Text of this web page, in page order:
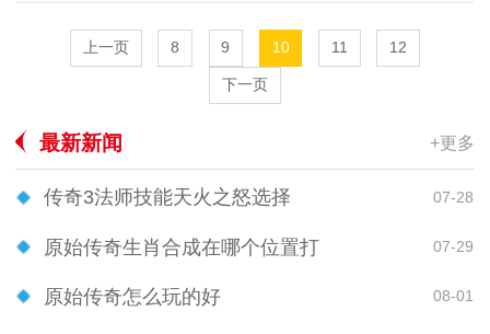
上一页 8 9 10 11 12
下一页
最新新闻 +更多
传奇3法师技能天火之怒选择 07-28
原始传奇生肖合成在哪个位置打 07-29
原始传奇怎么玩的好 08-01